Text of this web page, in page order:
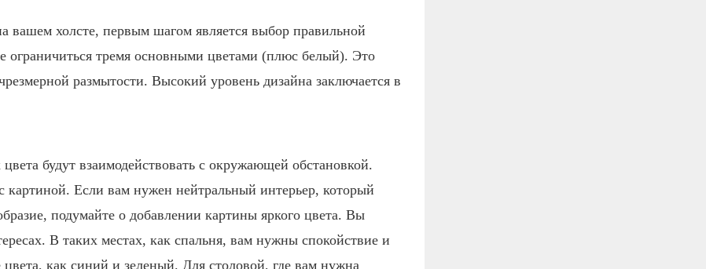
вашем холсте, первым шагом является выбор правильной
ограничиться тремя основными цветами (плюс белый). Это
размытости. Высокий уровень дизайна заключается в
будут взаимодействовать с окружающей обстановкой.
картиной. Если вам нужен нейтральный интерьер, который
подумайте о добавлении картины яркого цвета. Вы
В таких местах, как спальня, вам нужны спокойствие и
как синий и зеленый. Для столовой, где вам нужна